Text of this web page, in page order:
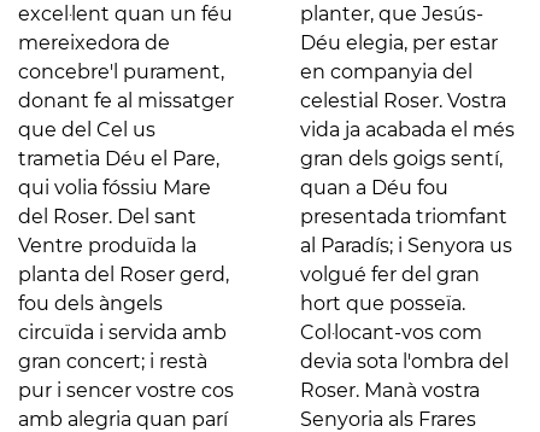
excel·lent quan un féu
mereixedora de
concebre'l purament,
donant fe al missatger
que del Cel us
trametia Déu el Pare,
qui volia fóssiu Mare
del Roser. Del sant
Ventre produïda la
planta del Roser gerd,
fou dels àngels
circuïda i servida amb
gran concert; i restà
pur i sencer vostre cos
amb alegria quan parí
planter, que Jesús-
Déu elegia, per estar
en companyia del
celestial Roser. Vostra
vida ja acabada el més
gran dels goigs sentí,
quan a Déu fou
presentada triomfant
al Paradís; i Senyora us
volgué fer del gran
hort que posseïa.
Col·locant-vos com
devia sota l'ombra del
Roser. Manà vostra
Senyoria als Frares